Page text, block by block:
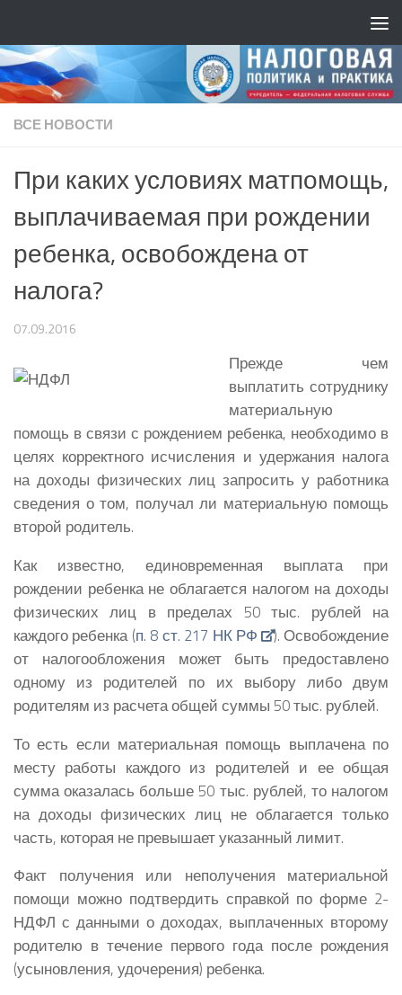
ВСЕ НОВОСТИ
При каких условиях матпомощь,
выплачиваемая при рождении
ребенка, освобождена от
налога?
07.09.2016
Прежде чем
выплатить сотруднику
материальную
помощь в связи с рождением ребенка, необходимо в
целях корректного исчисления и удержания налога
на доходы физических лиц запросить у работника
сведения о том, получал ли материальную помощь
второй родитель.
Как известно, единовременная выплата при
рождении ребенка не облагается налогом на доходы
физических лиц в пределах 50 тыс. рублей на
каждого ребенка (п. 8 ст. 217 НК РФ
). Освобождение
от налогообложения может быть предоставлено
одному из родителей по их выбору либо двум
родителям из расчета общей суммы 50 тыс. рублей.
То есть если материальная помощь выплачена по
месту работы каждого из родителей и ее общая
сумма оказалась больше 50 тыс. рублей, то налогом
на доходы физических лиц не облагается только
часть, которая не превышает указанный лимит.
Факт получения или неполучения материальной
помощи можно подтвердить справкой по форме 2-
НДФЛ с данными о доходах, выплаченных второму
родителю в течение первого года после рождения
(усыновления, удочерения) ребенка.